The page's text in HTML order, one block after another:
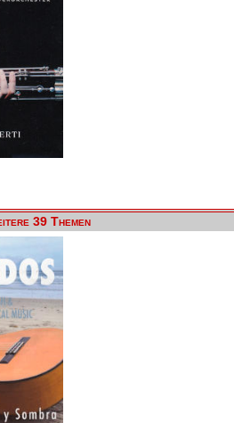
39 Themen